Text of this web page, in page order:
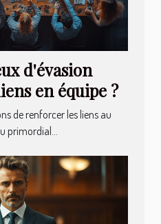
d'évasion
en équipe ?
de renforcer les liens au
primordial...